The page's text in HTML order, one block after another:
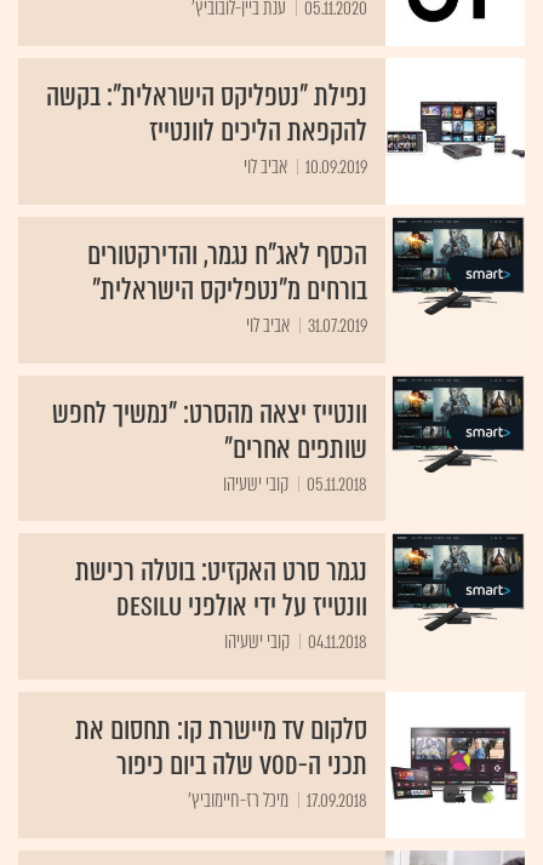
05.11.2020 ענת ביין-לובוביץ'
נפילת "נטפליקס הישראלית": בקשה
להקפאת הליכים לוונטייז
10.09.2019 אביב לוי
הכסף לאג"ח נגמר, והדירקטורים
בורחים מ"נטפליקס הישראלית"
31.07.2019 אביב לוי
וונטייז יצאה מהסרט: "נמשיך לחפש
שותפים אחרים"
05.11.2018 קובי ישעיהו
נגמר סרט האקזיט: בוטלה רכישת
וונטייז על ידי אולפני Desilu
04.11.2018 קובי ישעיהו
סלקום TV מיישרת קו: תחסום את
תכני ה-VOD שלה ביום כיפור
17.09.2018 מיכל רז-חיימוביץ'